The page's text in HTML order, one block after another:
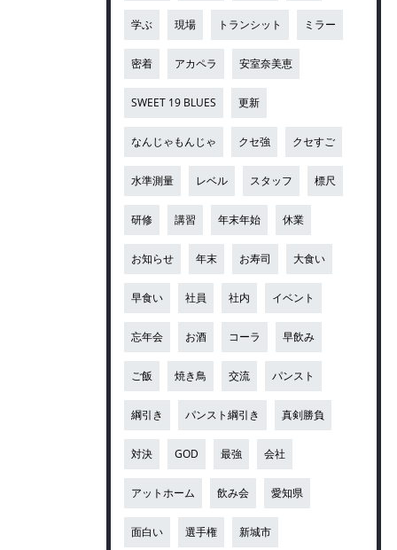
学ぶ 現場 トランシット ミラー
密着 アカペラ 安室奈美恵
SWEET 19 BLUES 更新
なんじゃもんじゃ クセ強 クセすご
水準測量 レベル スタッフ 標尺
研修 講習 年末年始 休業
お知らせ 年末 お寿司 大食い
早食い 社員 社内 イベント
忘年会 お酒 コーラ 早飲み
ご飯 焼き鳥 交流 パンスト
綱引き パンスト綱引き 真剣勝負
対決 GOD 最強 会社
アットホーム 飲み会 愛知県
面白い 選手権 新城市